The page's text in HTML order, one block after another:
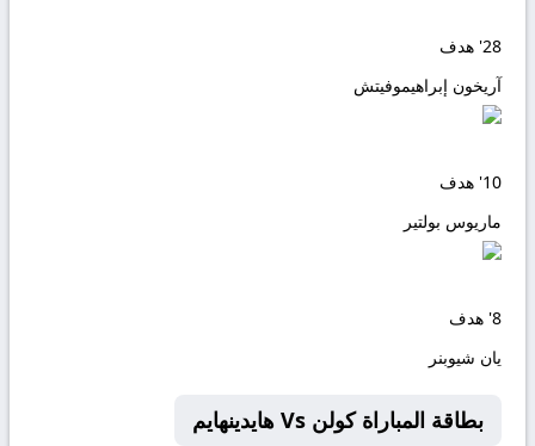
28' هدف
آريخون إبراهيموفيتش
10' هدف
ماريوس بولتير
8' هدف
يان شيوبنر
بطاقة المباراة كولن Vs هايدينهايم